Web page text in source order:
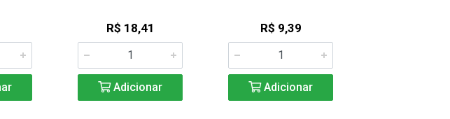
R$ 18,41
Adicionar
R$ 9,39
Adicionar